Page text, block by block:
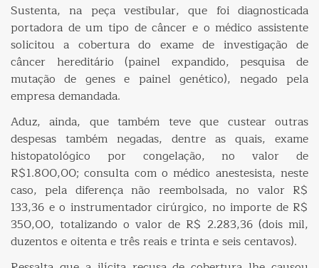
Sustenta, na peça vestibular, que foi diagnosticada
portadora de um tipo de câncer e o médico assistente
solicitou a cobertura do exame de investigação de
câncer hereditário (painel expandido, pesquisa de
mutação de genes e painel genético), negado pela
empresa demandada.
Aduz, ainda, que também teve que custear outras
despesas também negadas, dentre as quais, exame
histopatológico por congelação, no valor de
R$1.800,00; consulta com o médico anestesista, neste
caso, pela diferença não reembolsada, no valor R$
133,36 e o instrumentador cirúrgico, no importe de R$
350,00, totalizando o valor de R$ 2.283,36 (dois mil,
duzentos e oitenta e três reais e trinta e seis centavos).